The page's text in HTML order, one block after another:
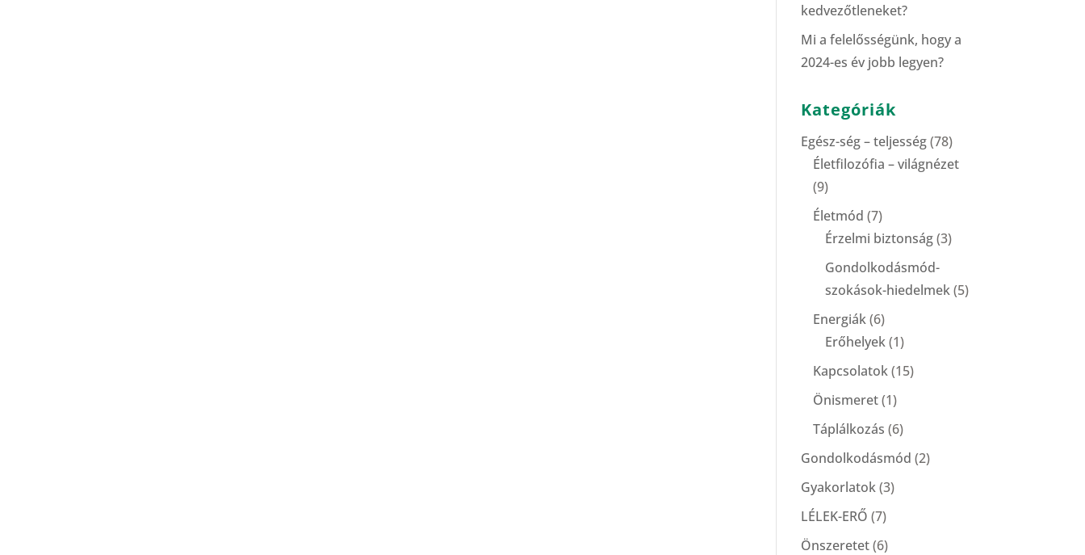
kedvezőtleneket?
Mi a felelősségünk, hogy a
2024-es év jobb legyen?
Kategóriák
Egész-ség – teljesség(78)
Életfilozófia – világnézet
(9)
Életmód (7)
Érzelmi biztonság(3)
Gondolkodásmód-
szokások-hiedelmek(5)
Energiák(6)
Erőhelyek(1)
Kapcsolatok(15)
Önismeret(1)
Táplálkozás (6)
Gondolkodásmód (2)
Gyakorlatok(3)
LÉLEK-ERŐ (7)
Önszeretet(6)